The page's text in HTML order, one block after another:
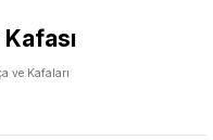
ve Kafaları